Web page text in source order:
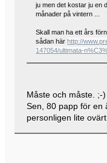
ju men det kostar ju en
månader på vintern ...
Skall man ha ett års
sådan härhttp://
147054/ultimata-
Måste och måste. ;-)
Sen, 80 papp för en
personligen lite